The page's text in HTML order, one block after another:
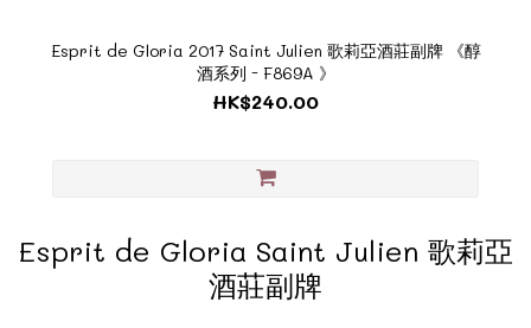
Esprit de Gloria 2017 Saint Julien 歌莉亞酒莊副牌 《醇
酒系列 - F869A 》
HK$240.00
Esprit de Gloria Saint Julien 歌莉亞
酒莊副牌